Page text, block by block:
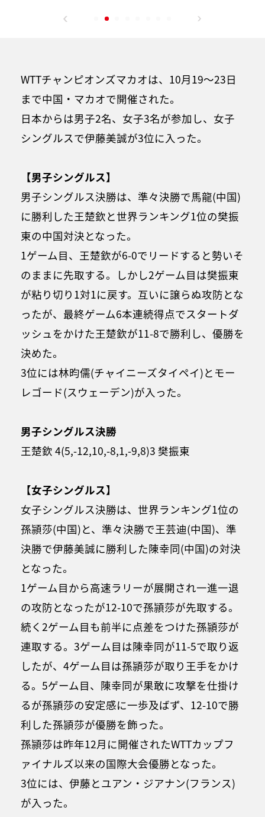
WTTチャンピオンズマカオは、10月19～23日
まで中国・マカオで開催された。
日本からは男子2名、女子3名が参加し、女子
シングルスで伊藤美誠が3位に入った。
【男子シングルス】
男子シングルス決勝は、準々決勝で馬龍(中国)
に勝利した王楚欽と世界ランキング1位の樊振
東の中国対決となった。
1ゲーム目、王楚欽が6-0でリードすると勢いそ
のままに先取する。しかし2ゲーム目は樊振東
が粘り切り1対1に戻す。互いに譲らぬ攻防とな
ったが、最終ゲーム6本連続得点でスタートダ
ッシュをかけた王楚欽が11-8で勝利し、優勝を
決めた。
3位には林昀儒(チャイニーズタイペイ)とモー
レゴード(スウェーデン)が入った。
男子シングルス決勝
王楚欽 4(5,-12,10,-8,1,-9,8)3 樊振東
【女子シングルス】
女子シングルス決勝は、世界ランキング1位の
孫頴莎(中国)と、準々決勝で王芸迪(中国)、準
決勝で伊藤美誠に勝利した陳幸同(中国)の対決
となった。
1ゲーム目から高速ラリーが展開され一進一退
の攻防となったが12-10で孫頴莎が先取する。
続く2ゲーム目も前半に点差をつけた孫頴莎が
連取する。3ゲーム目は陳幸同が11-5で取り返
したが、4ゲーム目は孫頴莎が取り王手をかけ
る。5ゲーム目、陳幸同が果敢に攻撃を仕掛け
るが孫頴莎の安定感に一歩及ばず、12-10で勝
利した孫頴莎が優勝を飾った。
孫頴莎は昨年12月に開催されたWTTカップフ
ァイナルズ以来の国際大会優勝となった。
3位には、伊藤とユアン・ジアナン(フランス)
が入った。